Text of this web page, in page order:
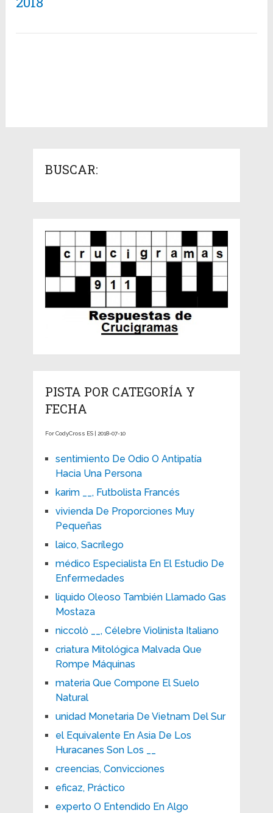
BUSCAR:
PISTA POR CATEGORÍA Y
FECHA
For CodyCross ES | 2018-07-10
sentimiento De Odio O Antipatía
Hacia Una Persona
karim __, Futbolista Francés
vivienda De Proporciones Muy
Pequeñas
laico, Sacrílego
médico Especialista En El Estudio De
Enfermedades
liquido Oleoso También Llamado Gas
Mostaza
niccolò __, Célebre Violinista Italiano
criatura Mitológica Malvada Que
Rompe Máquinas
materia Que Compone El Suelo
Natural
unidad Monetaria De Vietnam Del Sur
el Equivalente En Asia De Los
Huracanes Son Los __
creencias, Convicciones
eficaz, Práctico
experto O Entendido En Algo